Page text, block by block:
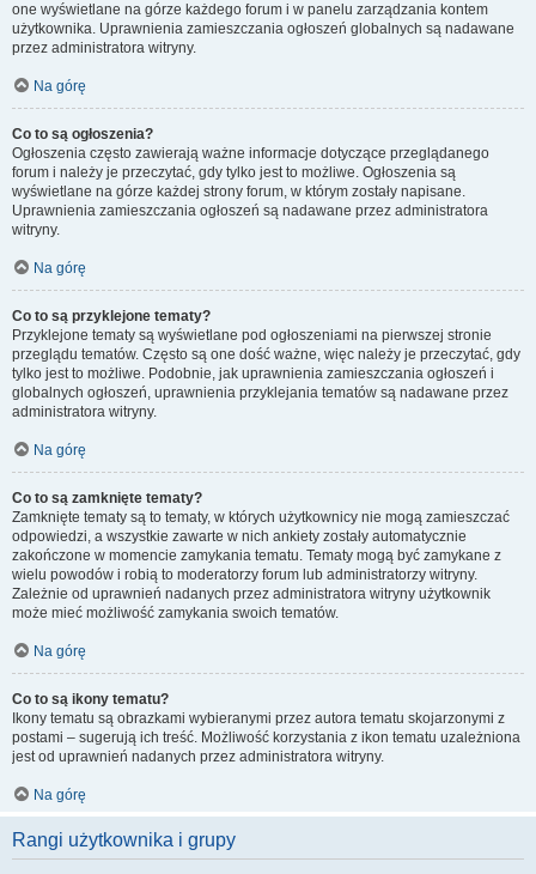
one wyświetlane na górze każdego forum i w panelu zarządzania kontem
użytkownika. Uprawnienia zamieszczania ogłoszeń globalnych są nadawane
przez administratora witryny.
Na górę
Co to są ogłoszenia?
Ogłoszenia często zawierają ważne informacje dotyczące przeglądanego
forum i należy je przeczytać, gdy tylko jest to możliwe. Ogłoszenia są
wyświetlane na górze każdej strony forum, w którym zostały napisane.
Uprawnienia zamieszczania ogłoszeń są nadawane przez administratora
witryny.
Na górę
Co to są przyklejone tematy?
Przyklejone tematy są wyświetlane pod ogłoszeniami na pierwszej stronie
przeglądu tematów. Często są one dość ważne, więc należy je przeczytać, gdy
tylko jest to możliwe. Podobnie, jak uprawnienia zamieszczania ogłoszeń i
globalnych ogłoszeń, uprawnienia przyklejania tematów są nadawane przez
administratora witryny.
Na górę
Co to są zamknięte tematy?
Zamknięte tematy są to tematy, w których użytkownicy nie mogą zamieszczać
odpowiedzi, a wszystkie zawarte w nich ankiety zostały automatycznie
zakończone w momencie zamykania tematu. Tematy mogą być zamykane z
wielu powodów i robią to moderatorzy forum lub administratorzy witryny.
Zależnie od uprawnień nadanych przez administratora witryny użytkownik
może mieć możliwość zamykania swoich tematów.
Na górę
Co to są ikony tematu?
Ikony tematu są obrazkami wybieranymi przez autora tematu skojarzonymi z
postami – sugerują ich treść. Możliwość korzystania z ikon tematu uzależniona
jest od uprawnień nadanych przez administratora witryny.
Na górę
Rangi użytkownika i grupy